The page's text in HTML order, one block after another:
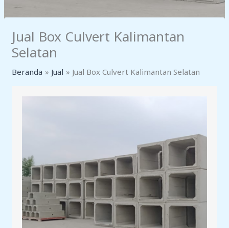
Jual Box Culvert Kalimantan
Selatan
Beranda Jual Jual Box Culvert Kalimantan Selatan